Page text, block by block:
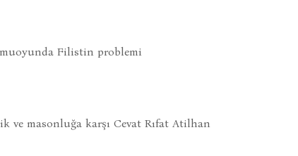
Filistin problemi
ve masonluğa karşı Cevat Rıfat Atilhan